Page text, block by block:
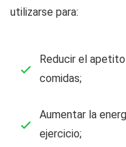
utilizarse para:
Reducir el
comidas;
Aumentar la
ejercicio;